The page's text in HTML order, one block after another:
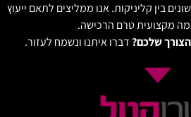
בין קליניקות. אנו ממליצים לתאם ייעוץ
מקצועית טרם הרכישה.
שלכם?דברו איתנו ונשמח לעזור.